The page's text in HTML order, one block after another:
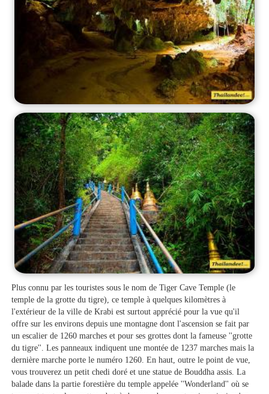
Plus connu par les touristes sous le nom de Tiger Cave Temple (le
temple de la grotte du tigre), ce temple à quelques kilomètres à
l'extérieur de la ville de Krabi est surtout apprécié pour la vue qu'il
offre sur les environs depuis une montagne dont l'ascension se fait par
un escalier de 1260 marches et pour ses grottes dont la fameuse ''grotte
du tigre''. Les panneaux indiquent une montée de 1237 marches mais la
dernière marche porte le numéro 1260. En haut, outre le point de vue,
vous trouverez un petit chedi doré et une statue de Bouddha assis. La
balade dans la partie forestière du temple appelée ''Wonderland'' où se